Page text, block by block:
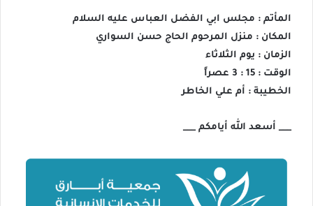
المأتم : مجلس ابي الفضل العباس عليه السلام
المكان : منزل المرحوم الحاج حسن السواري
الزمان : يوم الثلاثاء
الوقت : 15 : 3 عصراً
الخطيبة : أم علي الخاطر
___ أسعد الله أيامكم ___